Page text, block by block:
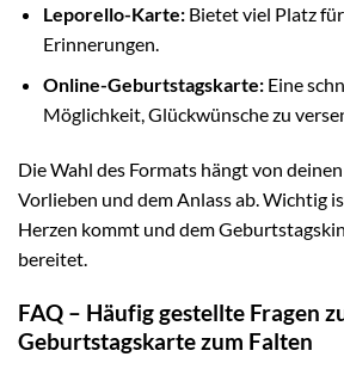
Leporello-Karte:Bietet viel Platz
Erinnerungen.
Online-Geburtstagskarte:Eine
Möglichkeit, Glückwünsche zu
Die Wahl des Formats hängt von
Vorlieben und dem Anlass ab. Wichtig
Herzen kommt und dem
bereitet.
FAQ – Häufig gestellte Fragen
Geburtstagskarte zum Falten